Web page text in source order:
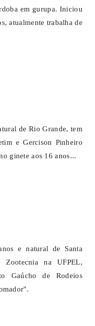
em gurupa. Iniciou
atualmente trabalha de
de Rio Grande, tem
e Gercison Pinheiro
ginete aos 16 anos...
e natural de Santa
Zootecnia na UFPEL,
Gaúcho de Rodeios